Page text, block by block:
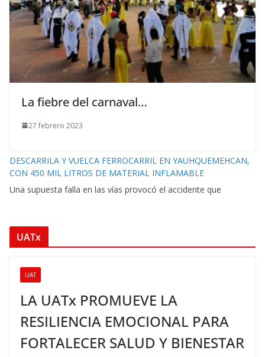
La fiebre del carnaval…
27 febrero 2023
DESCARRILA Y VUELCA FERROCARRIL EN YAUHQUEMEHCAN,
CON 450 MIL LITROS DE MATERIAL INFLAMABLE
Una supuesta falla en las vías provocó el accidente que
UATx
UAT
LA UATx PROMUEVE LA
RESILIENCIA EMOCIONAL PARA
FORTALECER SALUD Y BIENESTAR